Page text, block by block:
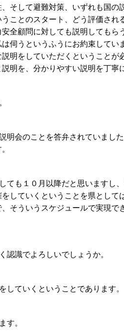
そして避難対策、いずれも国
ことのスタート、どう評価さ
全顧問に対しても説明しても
伺うというふうにお約束して
明をしていただくということ
明を、分かりやすい説明を丁寧
明会のことを答弁されていま
も１０月以降だと思います
していくということを県とし
そういうスケジュールで実現
識でよろしいでしょうか。
ていくということであります。
。